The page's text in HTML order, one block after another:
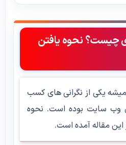
چیست؟ نحوه یافتن
یکی از نگرانی های کسب
وب سایت بوده است. نحوه
مقاله آمده است.